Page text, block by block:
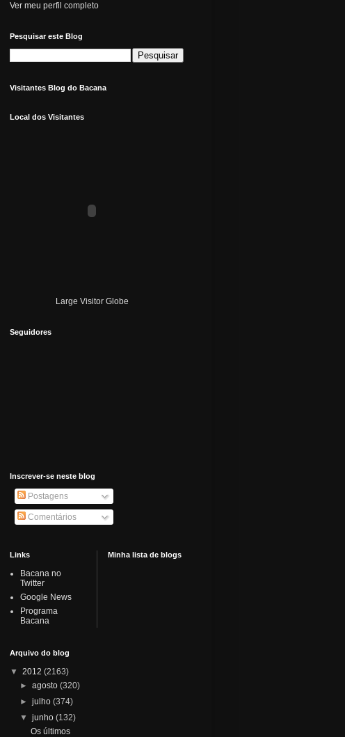
Ver meu perfil completo
Pesquisar este Blog
Visitantes Blog do Bacana
Local dos Visitantes
Large Visitor Globe
Seguidores
Inscrever-se neste blog
Postagens
Comentários
Links
Bacana no
Twitter
Google News
Programa
Bacana
Minha lista de blogs
Arquivo do blog
▼ 2012 (2163)
►agosto(320)
►julho(374)
▼junho(132)
Os últimos